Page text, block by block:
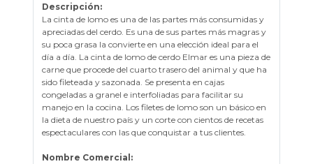
Descripción:
La cinta de lomo es una de las partes más consumidas y
apreciadas del cerdo. Es una de sus partes más magras y
su poca grasa la convierte en una elección ideal para el
día a día. La cinta de lomo de cerdo Elmar es una pieza de
carne que procede del cuarto trasero del animal y que ha
sido fileteada y sazonada. Se presenta en cajas
congeladas a granel e interfoliadas para facilitar su
manejo en la cocina. Los filetes de lomo son un básico en
la dieta de nuestro país y un corte con cientos de recetas
espectaculares con las que conquistar a tus clientes.
Nombre Comercial: